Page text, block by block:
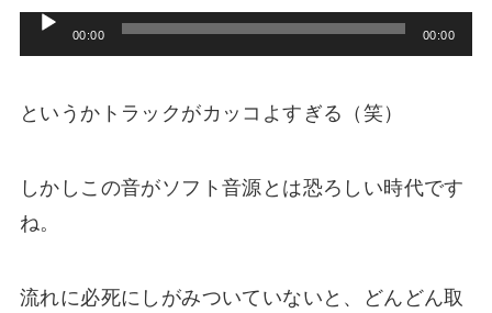
ー
ヤ
ー
00:00 00:00
というかトラックがカッコよすぎる（笑）
しかしこの音がソフト音源とは恐ろしい時代です
ね。
流れに必死にしがみついていないと、どんどん取